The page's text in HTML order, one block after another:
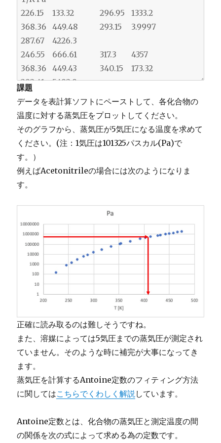
課題
データを表計算ソフトにペーストして、各化合物の
温度に対する蒸気圧をプロットしてください。
そのグラフから、蒸気圧が5気圧になる温度を求めて
ください。(注：1気圧は101325パスカル(Pa)で
す。）
例えばAcetonitrileの場合には次のようになりま
す。
正確に読み取るのは難しそうですね。
また、溶媒によっては5気圧までの蒸気圧が測定され
ていません。そのような時に補完が大事になってき
ます。
蒸気圧を計算するAntoine定数のフィティング方法
に関してはこちらでくわしく解説 しています。
Antoine定数とは、化合物の蒸気圧と測定温度の間
の関係を次の式によって求める為の定数です。